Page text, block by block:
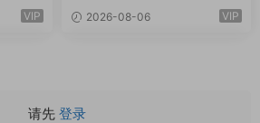
VIP 2026-08-06 VIP
请先 登录